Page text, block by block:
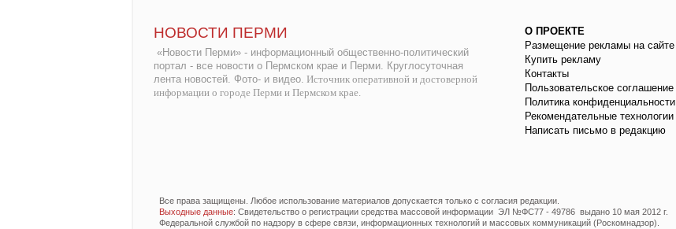
НОВОСТИ ПЕРМИ
«Новости Перми» - информационный общественно-политический
портал - все новости о Пермском крае и Перми. Круглосуточная
лента новостей. Фото- и видео. Источник оперативной и достоверной
информации о городе Перми и Пермском крае.
О ПРОЕКТЕ
Размещение рекламы на сайте
Купить рекламу
Контакты
Пользовательское соглашение
Политика конфиденциальности
Рекомендательные технологии
Написать письмо в редакцию
Все права защищены. Любое использование материалов допускается только с согласия редакции.
Выходные данные: Свидетельство о регистрации средства массовой информации ЭЛ №ФС77 - 49786 выдано 10 мая 2012 г.
Федеральной службой по надзору в сфере связи, информационных технологий и массовых коммуникаций (Роскомнадзор).